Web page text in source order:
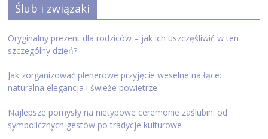
Ślub i związaki
Oryginalny prezent dla rodziców – jak ich uszczęśliwić w ten
szczególny dzień?
Jak zorganizować plenerowe przyjęcie weselne na łące:
naturalna elegancja i świeże powietrze
Najlepsze pomysły na nietypowe ceremonie zaślubin: od
symbolicznych gestów po tradycje kulturowe